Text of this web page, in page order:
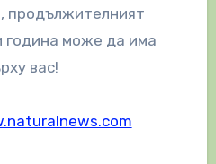
продължителният
година може да има
вас!